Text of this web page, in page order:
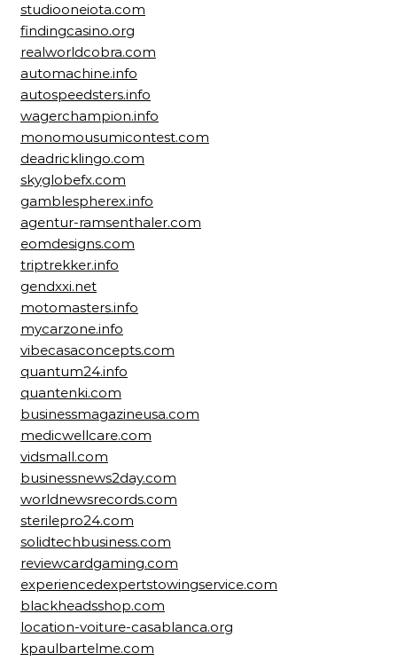
studiooneiota.com
findingcasino.org
realworldcobra.com
automachine.info
autospeedsters.info
wagerchampion.info
monomousumicontest.com
deadricklingo.com
skyglobefx.com
gamblespherex.info
agentur-ramsenthaler.com
eomdesigns.com
triptrekker.info
gendxxi.net
motomasters.info
mycarzone.info
vibecasaconcepts.com
quantum24.info
quantenki.com
businessmagazineusa.com
medicwellcare.com
vidsmall.com
businessnews2day.com
worldnewsrecords.com
sterilepro24.com
solidtechbusiness.com
reviewcardgaming.com
experiencedexpertstowingservice.com
blackheadsshop.com
location-voiture-casablanca.org
kpaulbartelme.com